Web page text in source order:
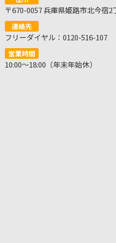
〒670-0057 兵庫県姫路市北今宿
連絡先
フリーダイヤル：0120-516-107
営業時間
10:00～18:00（年末年始休）